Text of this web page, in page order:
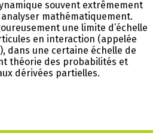
souvent extrêmement
analyser mathématiquement.
une limite d’échelle
en interaction (appelée
dans une certaine échelle de
théorie des probabilités et
dérivées partielles.